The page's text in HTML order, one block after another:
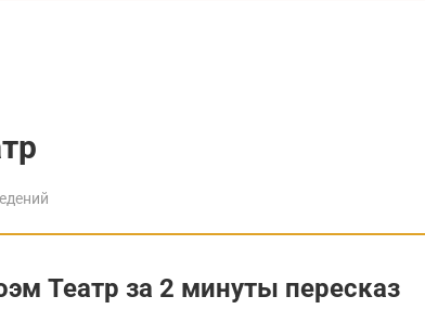
Театр за 2 минуты пересказ